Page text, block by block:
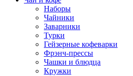
Наборы
Чайники
Заварники
Турки
Гейзерные кофеварки
Фрэнч-прессы
Чашки и блюдца
Кружки